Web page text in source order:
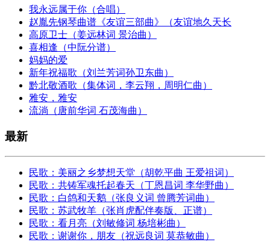
我永远属于你（合唱）
赵胤先钢琴曲谱《友谊三部曲》（友谊地久天长
高原卫士（姜远林词 景治曲）
喜相逢（中阮分谱）
妈妈的爱
新年祝福歌（刘兰芳词孙卫东曲）
黔北敬酒歌（集体词，李云翔，周明仁曲）
雅安，雅安
流淌（唐前华词 石茂海曲）
最新
民歌：美丽之乡梦想天堂（胡乾平曲 王爱祖词）
民歌：共铸军魂托起春天（丁恩昌词 李华野曲）
民歌：白鸽和天鹅（张良义词 曾腾芳词曲）
民歌：苏武牧羊（张肖虎配伴奏版、正谱）
民歌：看月亮（刘敏修词 杨培彬曲）
民歌：谢谢你，朋友（祝远良词 莫恭敏曲）